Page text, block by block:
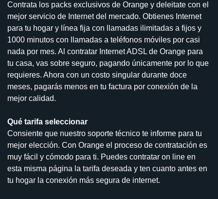
Contrata los packs exclusivos de Orange y deleitate con el
mejor servicio de Internet del mercado. Obtienes Internet
para tu hogar y línea fija con llamadas ilimitadas a fijos y
1000 minutos con llamadas a teléfonos móviles por casi
nada por mes. Al contratar Internet ADSL de Orange para
tu casa, vas sobre seguro, pagando únicamente por lo que
requieres. Ahora con un costo singular durante doce
meses, pagarás menos en tu factura por conexión de la
mejor calidad.
Qué tarifa seleccionar
Consiente que nuestro soporte técnico te informe para tu
mejor elección. Con Orange el proceso de contratación es
muy fácil y cómodo para ti. Puedes contratar on line en
esta misma página la tarifa deseada y ten cuanto antes en
tu hogar la conexión más segura de internet.